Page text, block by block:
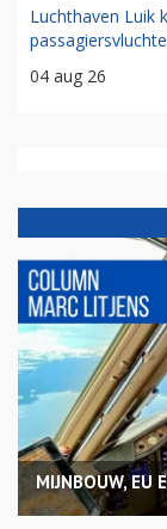
Luchthaven Luik
04 aug 26
MIJNBOUW, EU